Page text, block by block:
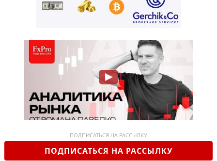
ПОДПИСАТЬСЯ НА РАССЫЛКУ
ПОДПИСАТЬСЯ НА РАССЫЛКУ